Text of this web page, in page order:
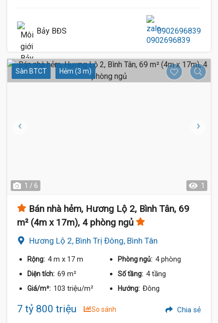
Bảy BĐS 0902696839
Sàn BTCT Hẻm (3 m)
1 / 6 1
Bán nhà hẻm, Hương Lộ 2, Bình Tân, 69
m² (4m x 17m), 4 phòng ngủ
Hương Lộ 2, Bình Trị Đông, Bình Tân
Rộng: 4 m x 17 m Phòng ngủ: 4 phòng
Diện tích: 69 m² Số tầng: 4 tầng
Giá/m²: 103 triệu/m² Hướng: Đông
7 tỷ 800 triệu So sánh Chia sẻ